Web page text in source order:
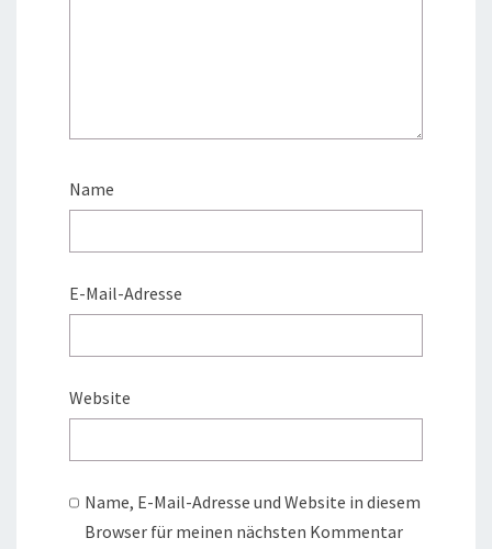
Name
E-Mail-Adresse
Website
Name, E-Mail-Adresse und Website in diesem
Browser für meinen nächsten Kommentar